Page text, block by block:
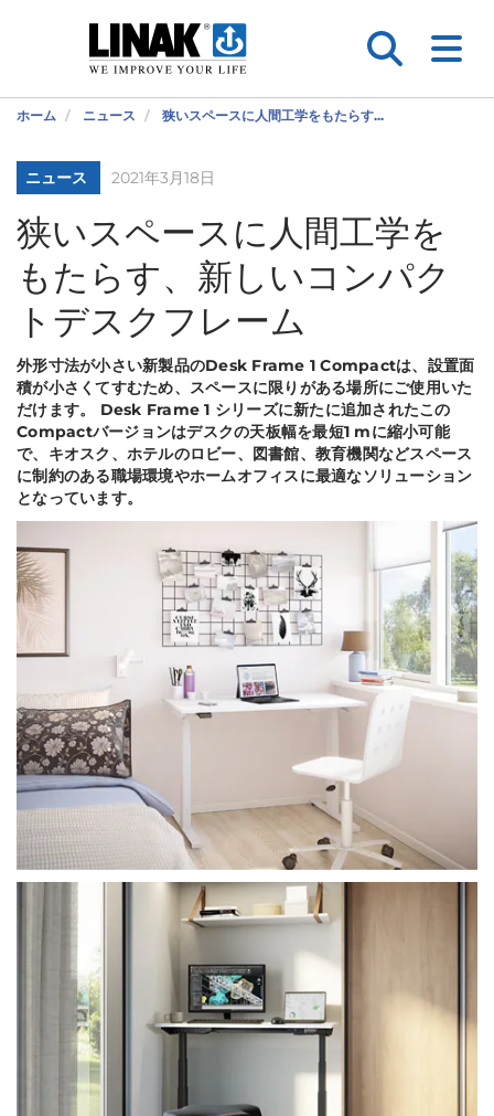
ホーム ニュース 狭いスペースに人間工学をもたらす...
ニュース 2021年3月18日
狭いスペースに人間工学を
もたらす、新しいコンパク
トデスクフレーム
外形寸法が小さい新製品のDesk Frame 1 Compactは、設置面
積が小さくてすむため、スペースに限りがある場所にご使用いた
だけます。 Desk Frame 1 シリーズに新たに追加されたこの
Compactバージョンはデスクの天板幅を最短1 mに縮小可能
で、キオスク、ホテルのロビー、図書館、教育機関などスペース
に制約のある職場環境やホームオフィスに最適なソリューション
となっています。